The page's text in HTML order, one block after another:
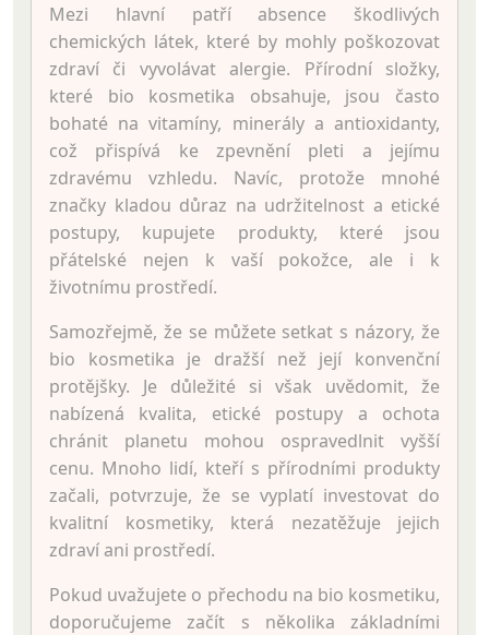
Mezi hlavní patří absence škodlivých
chemických látek, které by mohly poškozovat
zdraví či vyvolávat alergie. Přírodní složky,
které bio kosmetika obsahuje, jsou často
bohaté na vitamíny, minerály a antioxidanty,
což přispívá ke zpevnění pleti a jejímu
zdravému vzhledu. Navíc, protože mnohé
značky kladou důraz na udržitelnost a etické
postupy, kupujete produkty, které jsou
přátelské nejen k vaší pokožce, ale i k
životnímu prostředí.
Samozřejmě, že se můžete setkat s názory, že
bio kosmetika je dražší než její konvenční
protějšky. Je důležité si však uvědomit, že
nabízená kvalita, etické postupy a ochota
chránit planetu mohou ospravedlnit vyšší
cenu. Mnoho lidí, kteří s přírodními produkty
začali, potvrzuje, že se vyplatí investovat do
kvalitní kosmetiky, která nezatěžuje jejich
zdraví ani prostředí.
Pokud uvažujete o přechodu na bio kosmetiku,
doporučujeme začít s několika základními